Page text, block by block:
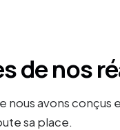
de nos
nous avons
sa place.